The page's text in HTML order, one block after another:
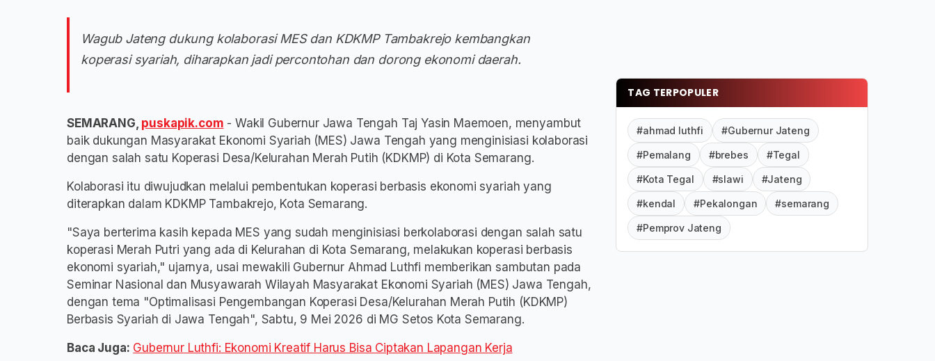
Wagub Jateng dukung kolaborasi MES dan KDKMP Tambakrejo kembangkan
koperasi syariah, diharapkan jadi percontohan dan dorong ekonomi daerah.
SEMARANG, puskapik.com - Wakil Gubernur Jawa Tengah Taj Yasin Maemoen, menyambut
baik dukungan Masyarakat Ekonomi Syariah (MES) Jawa Tengah yang menginisiasi kolaborasi
dengan salah satu Koperasi Desa/Kelurahan Merah Putih (KDKMP) di Kota Semarang.
Kolaborasi itu diwujudkan melalui pembentukan koperasi berbasis ekonomi syariah yang
diterapkan dalam KDKMP Tambakrejo, Kota Semarang.
"Saya berterima kasih kepada MES yang sudah menginisiasi berkolaborasi dengan salah satu
koperasi Merah Putri yang ada di Kelurahan di Kota Semarang, melakukan koperasi berbasis
ekonomi syariah," ujarnya, usai mewakili Gubernur Ahmad Luthfi memberikan sambutan pada
Seminar Nasional dan Musyawarah Wilayah Masyarakat Ekonomi Syariah (MES) Jawa Tengah,
dengan tema "Optimalisasi Pengembangan Koperasi Desa/Kelurahan Merah Putih (KDKMP)
Berbasis Syariah di Jawa Tengah", Sabtu, 9 Mei 2026 di MG Setos Kota Semarang.
Baca Juga: Gubernur Luthfi: Ekonomi Kreatif Harus Bisa Ciptakan Lapangan Kerja
TAG TERPOPULER
#ahmad luthfi #Gubernur Jateng
#Pemalang #brebes #Tegal
#Kota Tegal #slawi #Jateng
#kendal #Pekalongan #semarang
#Pemprov Jateng